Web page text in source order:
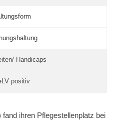
Handicaps
positiv
ihren Pflegestellenplatz bei